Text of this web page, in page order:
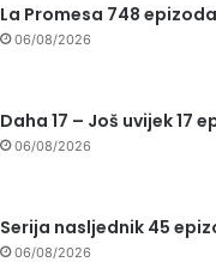
La Promesa 748 epizoda
06/08/2026
Daha 17 – Još uvijek 17
06/08/2026
Serija nasljednik 45
06/08/2026